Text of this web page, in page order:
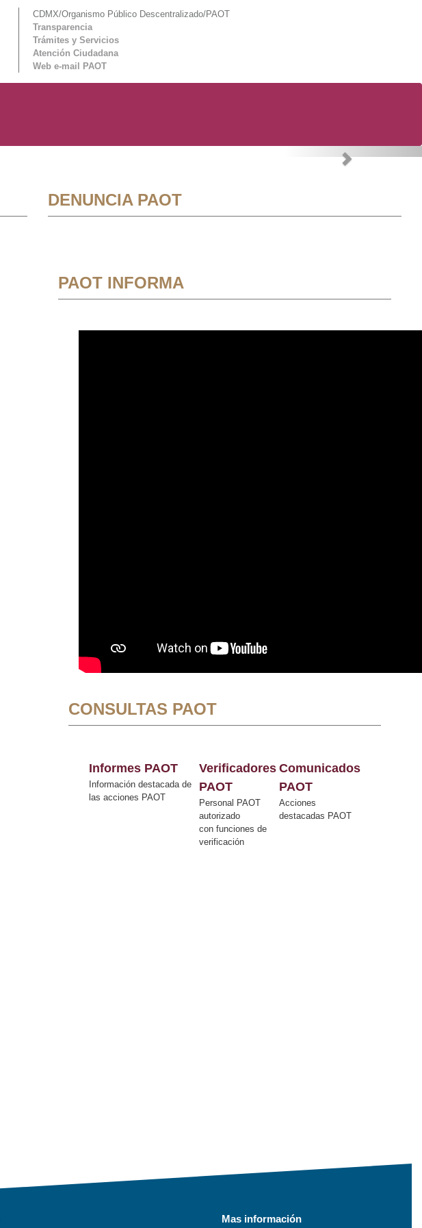
CDMX/Organismo Público Descentralizado/PAOT
Transparencia
Trámites y Servicios
Atención Ciudadana
Web e-mail PAOT
Next
DENUNCIA PAOT
PAOT INFORMA
CONSULTAS PAOT
Informes PAOT
Información destacada de
las acciones PAOT
Verificadores
PAOT
Personal PAOT
autorizado
con funciones de
verificación
Comunicados
PAOT
Acciones
destacadas PAOT
Mas información